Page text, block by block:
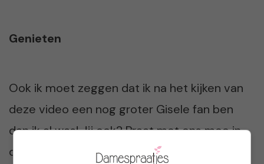
Genieten
Ook ik moet zeggen dat ik na het kijken van
deze video een nog groter Gisele fan ben
dan ik al was! Jij ook? Praat met ons mee in
de comments onder dit artikel. Vinden we